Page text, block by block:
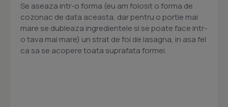
Se aseaza intr-o forma (eu am folosit o forma de
cozonac de data aceasta, dar pentru o portie mai
mare se dubleaza ingredientele si se poate face intr-
o tava mai mare) un strat de foi de lasagna, in asa fel
ca sa se acopere toata suprafata formei.